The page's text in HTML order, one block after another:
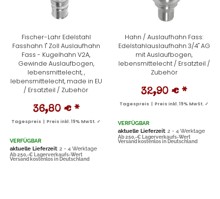
Fischer-Lahr Edelstahl
Fasshahn 1" Zoll Auslaufhahn
Fass - Kugelhahn V2A,
Gewinde Auslaufbogen,
lebensmittelecht, ,
lebensmittelecht, made in EU
/ Ersatzteil / Zubehör
36,80 € *
Tagespreis | Preis inkl. 19% MwSt. ✓
VERFÜGBAR
aktuelle Lieferzeit: 2 - 4 Werktage
Ab 250,-€ Lagerverkaufs-Wert
Versand kostenlos in Deutschland
Hahn / Auslaufhahn Fass:
Edelstahlauslaufhahn 3/4" AG
mit Auslaufbogen,
lebensmittelecht / Ersatzteil /
Zubehör
32,90 € *
Tagespreis | Preis inkl. 19% MwSt. ✓
VERFÜGBAR
aktuelle Lieferzeit: 2 - 4 Werktage
Ab 250,-€ Lagerverkaufs-Wert
Versand kostenlos in Deutschland